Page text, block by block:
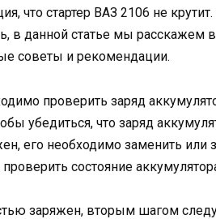
что стартер ВАЗ 2106 не
в данной статье мы расскажем
советы и рекомендации.
проверить заряд
убедиться, что заряд
его необходимо заменить или
состояние
заряжен, вторым шагом